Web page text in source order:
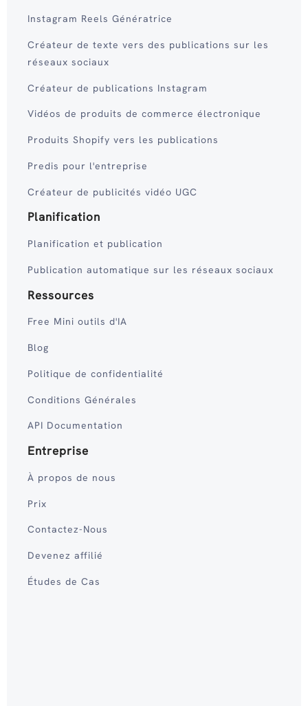
Instagram Reels Génératrice
Créateur de texte vers des publications sur les
réseaux sociaux
Créateur de publications Instagram
Vidéos de produits de commerce électronique
Produits Shopify vers les publications
Predis pour l'entreprise
Créateur de publicités vidéo UGC
Planification
Planification et publication
Publication automatique sur les réseaux sociaux
Ressources
Free Mini outils d'IA
Blog
Politique de confidentialité
Conditions Générales
API Documentation
Entreprise
À propos de nous
Prix
Contactez-Nous
Devenez affilié
Études de Cas